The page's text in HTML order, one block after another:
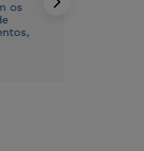
os
para o
Sul.
para o
Sul.